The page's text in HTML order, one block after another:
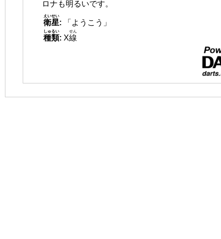
ロナも明るいです。
衛星
えいせい
:
「ようこう」
種類
しゅるい
: X線
せん